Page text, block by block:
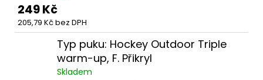
249 Kč
205,79 Kč bez DPH
Typ puku: Hockey Outdoor Triple
warm-up, F. Přikryl
Skladem
FANDRES
24-
25